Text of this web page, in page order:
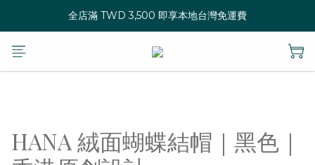
全店滿 TWD 3,500 即享本地台灣免運費
HANA 絨面蝴蝶結帽｜黑色｜